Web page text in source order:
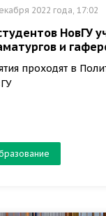
2022 года, 17:02
НовГУ
и
проходят в